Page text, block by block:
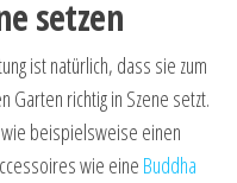
setzen
ist natürlich, dass sie zum
Garten richtig in Szene setzt.
beispielsweise einen
wie eine Buddha